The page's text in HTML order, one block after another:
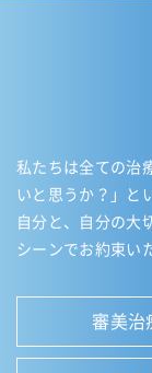
私たちは全ての治
いと思うか？」と
自分と、自分の大
シーンでお約束い
審美治